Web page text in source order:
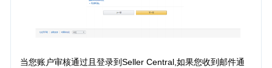
当您账户审核通过且登录到Seller Central,如果您收到邮件通